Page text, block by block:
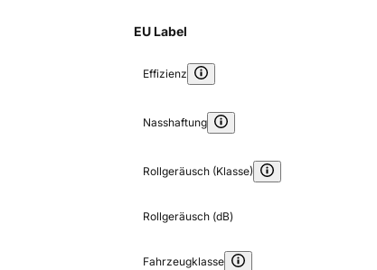
EU Label
Effizienz
Nasshaftung
Rollgeräusch (Klasse)
Rollgeräusch (dB)
Fahrzeugklasse